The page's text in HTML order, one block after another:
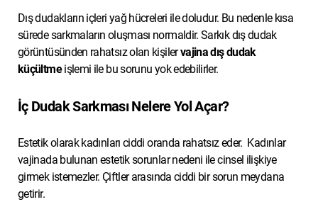
Dış dudakların içleri yağ hücreleri ile doludur. Bu nedenle kısa
sürede sarkmaların oluşması normaldir. Sarkık dış dudak
görüntüsünden rahatsız olan kişilervajina dış dudak
küçültmeişlemi ile bu sorunu yok edebilirler.
İç Dudak Sarkması Nelere Yol Açar?
Estetik olarak kadınları ciddi oranda rahatsız eder. Kadınlar
vajinada bulunan estetik sorunlar nedeni ile cinsel ilişkiye
girmek istemezler. Çiftler arasında ciddi bir sorun meydana
getirir.